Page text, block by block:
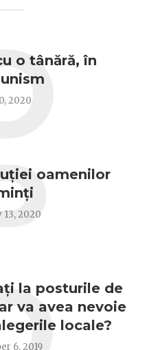
o tânără, în
2020
oamenilor
13, 2020
la posturile de
va avea nevoie
locale?
6, 2019